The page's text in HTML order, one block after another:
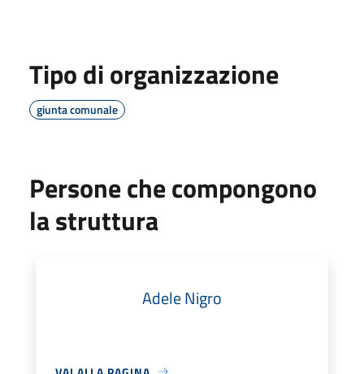
Tipo di organizzazione
giunta comunale
Persone che compongono
la struttura
Adele Nigro